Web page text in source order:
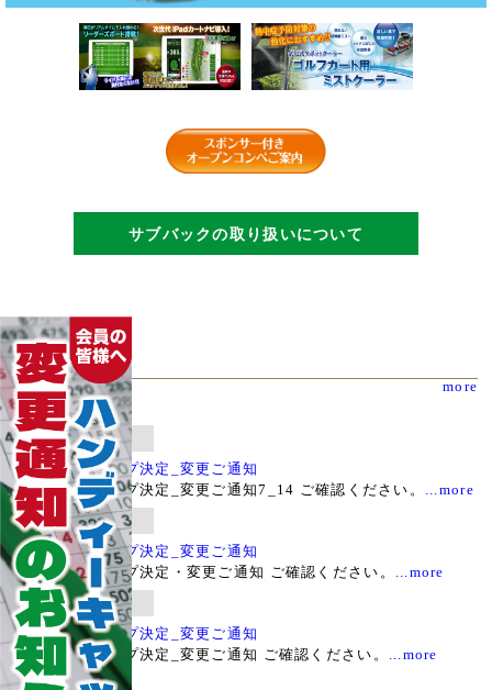
サブバックの取り扱いについて
News
お知らせ more
2026.07.14
ハンディキャップ決定_変更ご通知
ハンディキャップ決定_変更ご通知7_14 ご確認ください。 ...more
2026.06.18
ハンディキャップ決定_変更ご通知
ハンディキャップ決定・変更ご通知 ご確認ください。
...more
2026.05.20
ハンディキャップ決定_変更ご通知
ハンディキャップ決定_変更ご通知 ご確認ください。
...more